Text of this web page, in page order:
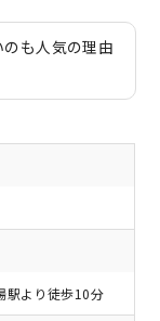
も人気の理由
駅より徒歩10分